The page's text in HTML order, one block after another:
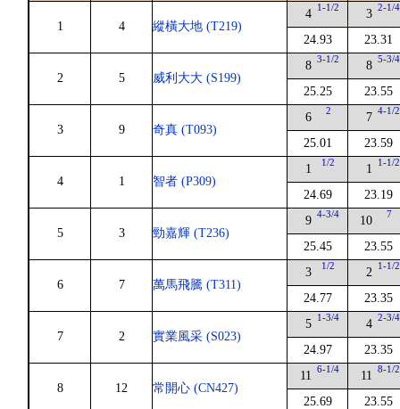
1 4 縱橫大地 (T219)
4 1-1/2
24.93
3 2-1/4
23.31
2 5 威利大大 (S199)
8 3-1/2
25.25
8 5-3/4
23.55
3 9 奇真 (T093)
6 2
25.01
7 4-1/2
23.59
4 1 智者 (P309)
1 1/2
24.69
1 1-1/2
23.19
5 3 勁嘉輝 (T236)
9 4-3/4
25.45
10 7
23.55
6 7 萬馬飛騰 (T311)
3 1/2
24.77
2 1-1/2
23.35
7 2 實業風采 (S023)
5 1-3/4
24.97
4 2-3/4
23.35
8 12 常開心 (CN427)
11 6-1/4
25.69
11 8-1/2
23.55